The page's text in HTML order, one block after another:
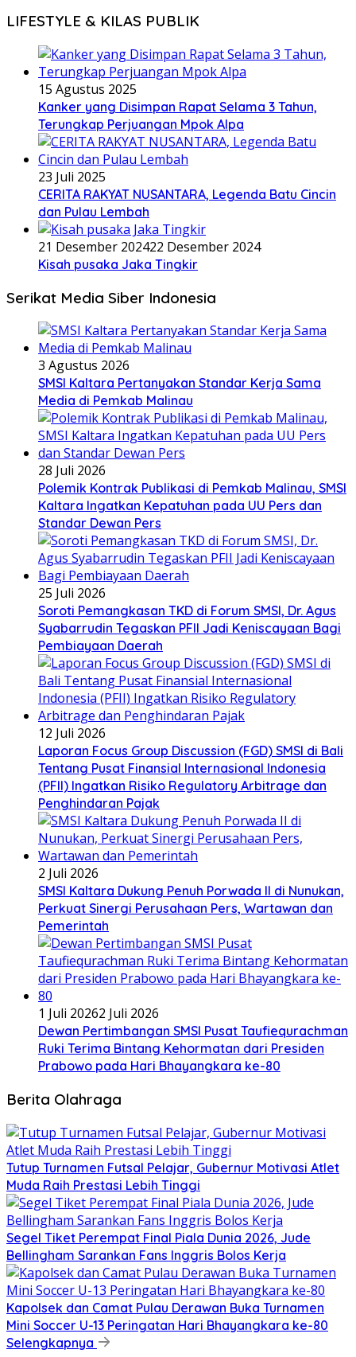
LIFESTYLE & KILAS PUBLIK
15 Agustus 2025
Kanker yang Disimpan Rapat Selama 3 Tahun,
Terungkap Perjuangan Mpok Alpa
23 Juli 2025
CERITA RAKYAT NUSANTARA, Legenda Batu Cincin
dan Pulau Lembah
21 Desember 202422 Desember 2024
Kisah pusaka Jaka Tingkir
Serikat Media Siber Indonesia
3 Agustus 2026
SMSI Kaltara Pertanyakan Standar Kerja Sama
Media di Pemkab Malinau
28 Juli 2026
Polemik Kontrak Publikasi di Pemkab Malinau, SMSI
Kaltara Ingatkan Kepatuhan pada UU Pers dan
Standar Dewan Pers
25 Juli 2026
Soroti Pemangkasan TKD di Forum SMSI, Dr. Agus
Syabarrudin Tegaskan PFII Jadi Keniscayaan Bagi
Pembiayaan Daerah
12 Juli 2026
Laporan Focus Group Discussion (FGD) SMSI di Bali
Tentang Pusat Finansial Internasional Indonesia
(PFII) Ingatkan Risiko Regulatory Arbitrage dan
Penghindaran Pajak
2 Juli 2026
SMSI Kaltara Dukung Penuh Porwada II di Nunukan,
Perkuat Sinergi Perusahaan Pers, Wartawan dan
Pemerintah
1 Juli 20262 Juli 2026
Dewan Pertimbangan SMSI Pusat Taufiequrachman
Ruki Terima Bintang Kehormatan dari Presiden
Prabowo pada Hari Bhayangkara ke-80
Berita Olahraga
Tutup Turnamen Futsal Pelajar, Gubernur Motivasi Atlet
Muda Raih Prestasi Lebih Tinggi
Segel Tiket Perempat Final Piala Dunia 2026, Jude
Bellingham Sarankan Fans Inggris Bolos Kerja
Kapolsek dan Camat Pulau Derawan Buka Turnamen
Mini Soccer U-13 Peringatan Hari Bhayangkara ke-80
Selengkapnya